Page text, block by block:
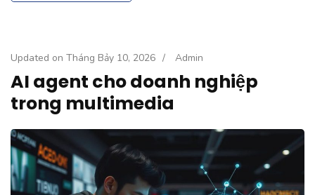
Updated on Tháng Bảy 10, 2026 / Admin
AI agent cho doanh nghiệp
trong multimedia